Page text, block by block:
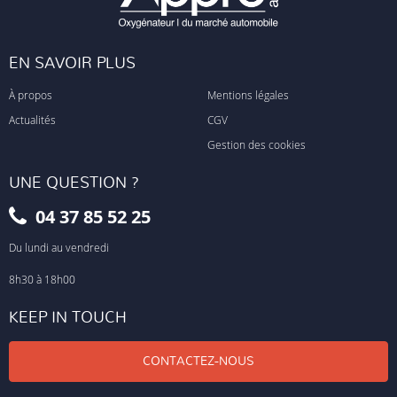
EN SAVOIR PLUS
À propos
Actualités
Mentions légales
CGV
Gestion des cookies
UNE QUESTION ?
04 37 85 52 25
Du lundi au vendredi
8h30 à 18h00
KEEP IN TOUCH
CONTACTEZ-NOUS